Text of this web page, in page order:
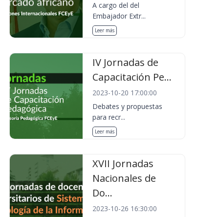
A cargo del del
Embajador Extr...
Leer más
IV Jornadas de
Capacitación Pe...
2023-10-20 17:00:00
Debates y propuestas
para recr...
Leer más
XVII Jornadas
Nacionales de
Do...
2023-10-26 16:30:00